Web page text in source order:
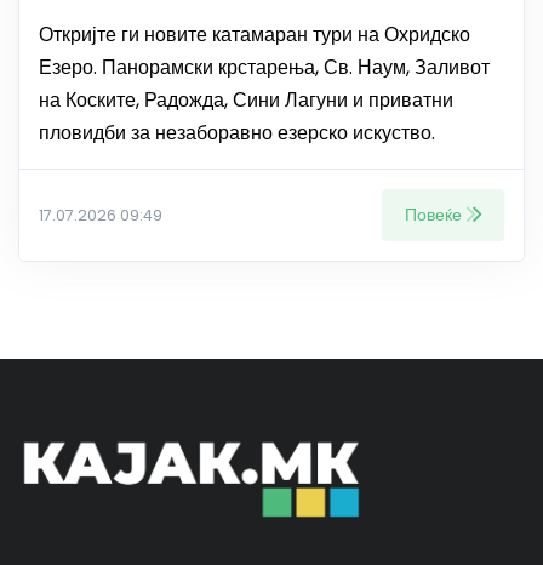
Откријте ги новите катамаран тури на Охридско
Езеро. Панорамски крстарења, Св. Наум, Заливот
на Коските, Радожда, Сини Лагуни и приватни
пловидби за незаборавно езерско искуство.
17.07.2026 09:49 Повеќе